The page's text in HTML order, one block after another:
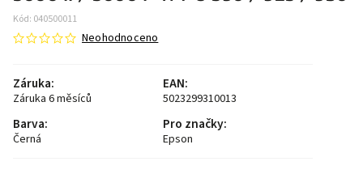
Kód: 040500011
Neohodnoceno
Záruka:
Záruka 6 měsíců
EAN:
5023299310013
Barva:
Černá
Pro značky:
Epson